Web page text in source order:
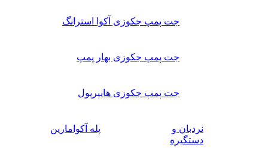
جت پمپ جکوزی آکوا استرانگ
جت پمپ جکوزی بهار پمپ
جت پمپ جکوزی هایپرپول
نردبان و
دستگیره
پله آکوامارین